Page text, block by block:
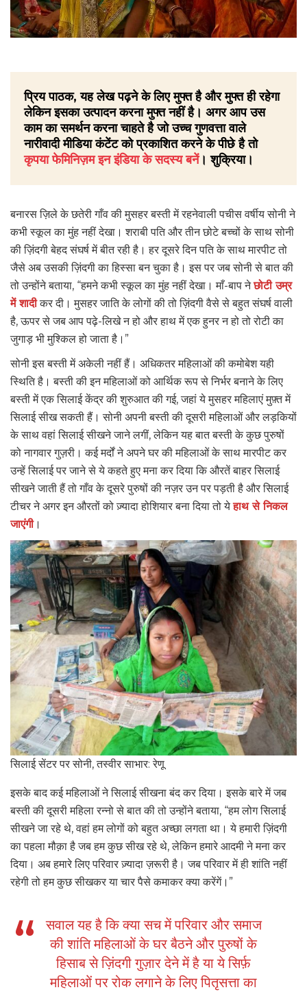
प्रिय पाठक, यह लेख पढ़ने के लिए मुफ्त है और मुफ्त ही रहेगा
लेकिन इसका उत्पादन करना मुफ्त नहीं है। अगर आप उस
काम का समर्थन करना चाहते है जो उच्च गुणवत्ता वाले
नारीवादी मीडिया कंटेंट को प्रकाशित करने के पीछे है तो
कृपया फेमिनिज़म इन इंडिया के सदस्य बनें। शुक्रिया।
बनारस ज़िले के छतेरी गाँव की मुसहर बस्ती में रहनेवाली पचीस वर्षीय सोनी ने
कभी स्कूल का मुंह नहीं देखा। शराबी पति और तीन छोटे बच्चों के साथ सोनी
की ज़िंदगी बेहद संघर्ष में बीत रही है। हर दूसरे दिन पति के साथ मारपीट तो
जैसे अब उसकी ज़िंदगी का हिस्सा बन चुका है। इस पर जब सोनी से बात की
तो उन्होंने बताया, “हमने कभी स्कूल का मुंह नहीं देखा। माँ-बाप नेछोटी उम्र
में शादीकर दी। मुसहर जाति के लोगों की तो ज़िंदगी वैसे से बहुत संघर्ष वाली
है, ऊपर से जब आप पढ़े-लिखे न हो और हाथ में एक हुनर न हो तो रोटी का
जुगाड़ भी मुश्किल हो जाता है।”
सोनी इस बस्ती में अकेली नहीं हैं। अधिकतर महिलाओं की कमोबेश यही
स्थिति है। बस्ती की इन महिलाओं को आर्थिक रूप से निर्भर बनाने के लिए
बस्ती में एक सिलाई केंद्र की शुरुआत की गई, जहां ये मुसहर महिलाएं मुफ़्त में
सिलाई सीख सकती हैं। सोनी अपनी बस्ती की दूसरी महिलाओं और लड़कियों
के साथ वहां सिलाई सीखने जाने लगीं, लेकिन यह बात बस्ती के कुछ पुरुषों
को नागवार गुज़री। कई मर्दों ने अपने घर की महिलाओं के साथ मारपीट कर
उन्हें सिलाई पर जाने से ये कहते हुए मना कर दिया कि औरतें बाहर सिलाई
सीखने जाती हैं तो गाँव के दूसरे पुरुषों की नज़र उन पर पड़ती है और सिलाई
टीचर ने अगर इन औरतों को ज़्यादा होशियार बना दिया तो येहाथ से निकल
जाएंगी।
सिलाई सेंटर पर सोनी, तस्वीर साभार: रेणू
इसके बाद कई महिलाओं ने सिलाई सीखना बंद कर दिया। इसके बारे में जब
बस्ती की दूसरी महिला रन्नो से बात की तो उन्होंने बताया, “हम लोग सिलाई
सीखने जा रहे थे, वहां हम लोगों को बहुत अच्छा लगता था। ये हमारी ज़िंदगी
का पहला मौक़ा है जब हम कुछ सीख रहे थे, लेकिन हमारे आदमी ने मना कर
दिया। अब हमारे लिए परिवार ज़्यादा ज़रूरी है। जब परिवार में ही शांति नहीं
रहेगी तो हम कुछ सीखकर या चार पैसे कमाकर क्या करेंगें।”
सवाल यह है कि क्या सच में परिवार और समाज
की शांति महिलाओं के घर बैठने और पुरुषों के
हिसाब से ज़िंदगी गुज़ार देने में है या ये सिर्फ़
महिलाओं पर रोक लगाने के लिए पितृसत्ता का